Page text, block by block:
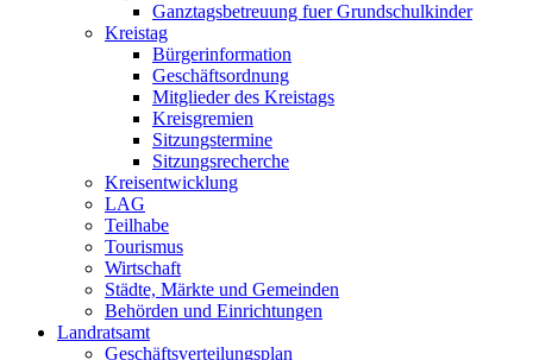
Ganztagsbetreuung fuer Grundschulkinder
Kreistag
Bürgerinformation
Geschäftsordnung
Mitglieder des Kreistags
Kreisgremien
Sitzungstermine
Sitzungsrecherche
Kreisentwicklung
LAG
Teilhabe
Tourismus
Wirtschaft
Städte, Märkte und Gemeinden
Behörden und Einrichtungen
Landratsamt
Geschäftsverteilungsplan